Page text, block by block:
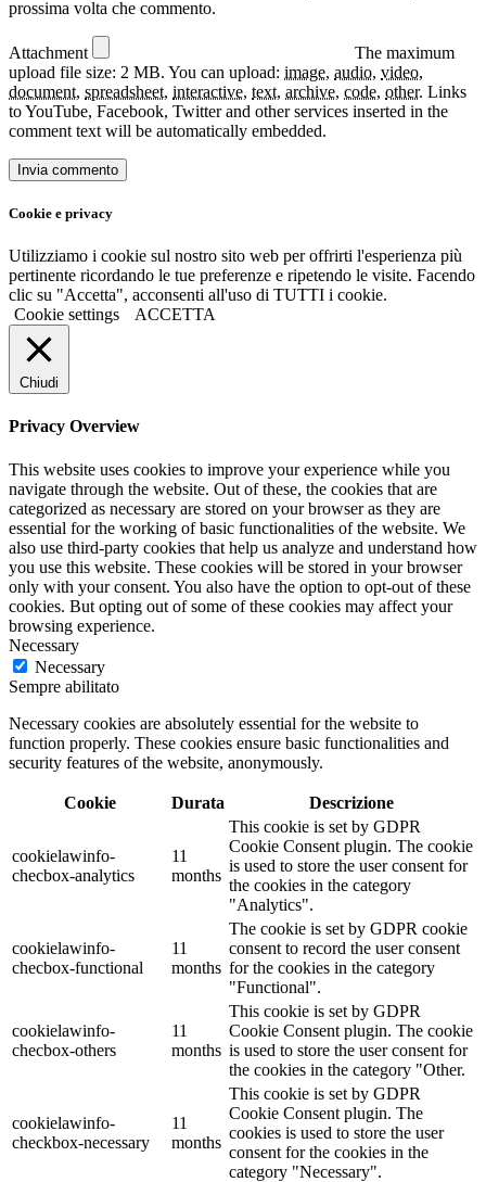
prossima volta che commento.
Attachment
The maximum
upload file size: 2 MB. You can upload: image, audio, video,
document, spreadsheet, interactive, text, archive, code, other. Links
to YouTube, Facebook, Twitter and other services inserted in the
comment text will be automatically embedded.
Cookie e privacy
Utilizziamo i cookie sul nostro sito web per offrirti l'esperienza più
pertinente ricordando le tue preferenze e ripetendo le visite. Facendo
clic su "Accetta", acconsenti all'uso di TUTTI i cookie.
Cookie settings
ACCETTA
Chiudi
Privacy Overview
This website uses cookies to improve your experience while you
navigate through the website. Out of these, the cookies that are
categorized as necessary are stored on your browser as they are
essential for the working of basic functionalities of the website. We
also use third-party cookies that help us analyze and understand how
you use this website. These cookies will be stored in your browser
only with your consent. You also have the option to opt-out of these
cookies. But opting out of some of these cookies may affect your
browsing experience.
Necessary
Necessary
Sempre abilitato
Necessary cookies are absolutely essential for the website to
function properly. These cookies ensure basic functionalities and
security features of the website, anonymously.
Cookie Durata Descrizione
cookielawinfo-
checbox-analytics
11
months
This cookie is set by GDPR
Cookie Consent plugin. The cookie
is used to store the user consent for
the cookies in the category
"Analytics".
cookielawinfo-
checbox-functional
11
months
The cookie is set by GDPR cookie
consent to record the user consent
for the cookies in the category
"Functional".
cookielawinfo-
checbox-others
11
months
This cookie is set by GDPR
Cookie Consent plugin. The cookie
is used to store the user consent for
the cookies in the category "Other.
cookielawinfo-
checkbox-necessary
11
months
This cookie is set by GDPR
Cookie Consent plugin. The
cookies is used to store the user
consent for the cookies in the
category "Necessary".